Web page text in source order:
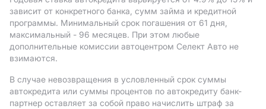
зависит от конкретного банка, сумм займа и кредитной
программы. Минимальный срок погашения от 61 дня,
максимальный - 96 месяцев. При этом любые
дополнительные комиссии автоцентром Селект Авто не
взимаются.
В случае невозвращения в условленный срок суммы
автокредита или суммы процентов по автокредиту банк-
партнер оставляет за собой право начислить штраф за